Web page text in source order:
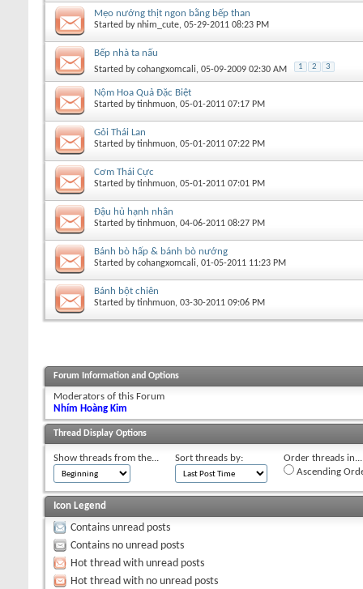
Mẹo nướng thịt ngon bằng bếp than
Started bynhim_cute, 05-29-2011 08:23 PM
Bếp nhà ta nấu
Started bycohangxomcali, 05-09-2009 02:30 AM 1 2 3
Nộm Hoa Quả Đặc Biệt
Started bytinhmuon, 05-01-2011 07:17 PM
Gỏi Thái Lan
Started bytinhmuon, 05-01-2011 07:22 PM
Cơm Thái Cực
Started bytinhmuon, 05-01-2011 07:01 PM
Đậu hủ hạnh nhân
Started bytinhmuon, 04-06-2011 08:27 PM
Bánh bò hấp & bánh bò nướng
Started bycohangxomcali, 01-05-2011 11:23 PM
Bánh bột chiên
Started bytinhmuon, 03-30-2011 09:06 PM
Forum Information and Options
Moderators of this Forum
Nhím Hoàng Kim
Thread Display Options
Show threads from the... Sort threads by:
Order threads in...
Ascending
Icon Legend
Contains unread posts
Contains no unread posts
Hot thread with unread posts
Hot thread with no unread posts